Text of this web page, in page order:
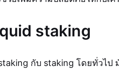
staking
กับ staking โดยทั่วไป